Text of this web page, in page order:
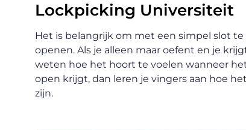
Lockpicking Universiteit
Het is belangrijk om met een simpel slot
openen. Als je alleen maar oefent en je
weten hoe het hoort te voelen wanneer
open krijgt, dan leren je vingers aan hoe
zijn.